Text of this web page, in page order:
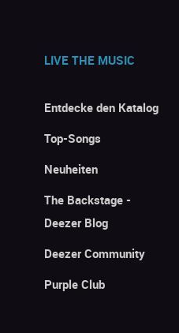
LIVE THE MUSIC
Entdecke den Katalog
Top-Songs
Neuheiten
The Backstage -
Deezer Blog
Deezer Community
Purple Club